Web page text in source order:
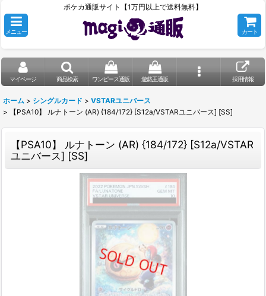
ポケカ通販サイト【1万円以上で送料無料】
メニュー カート
マイページ 商品検索 ワンピース通販 遊戯王通販 採用情報
ホーム > シングルカード > VSTARユニバース
>
【PSA10】 ルナトーン (AR) {184/172} [S12a/VSTARユニバース] [SS]
【PSA10】 ルナトーン (AR) {184/172} [S12a/VSTAR
ユニバース] [SS]